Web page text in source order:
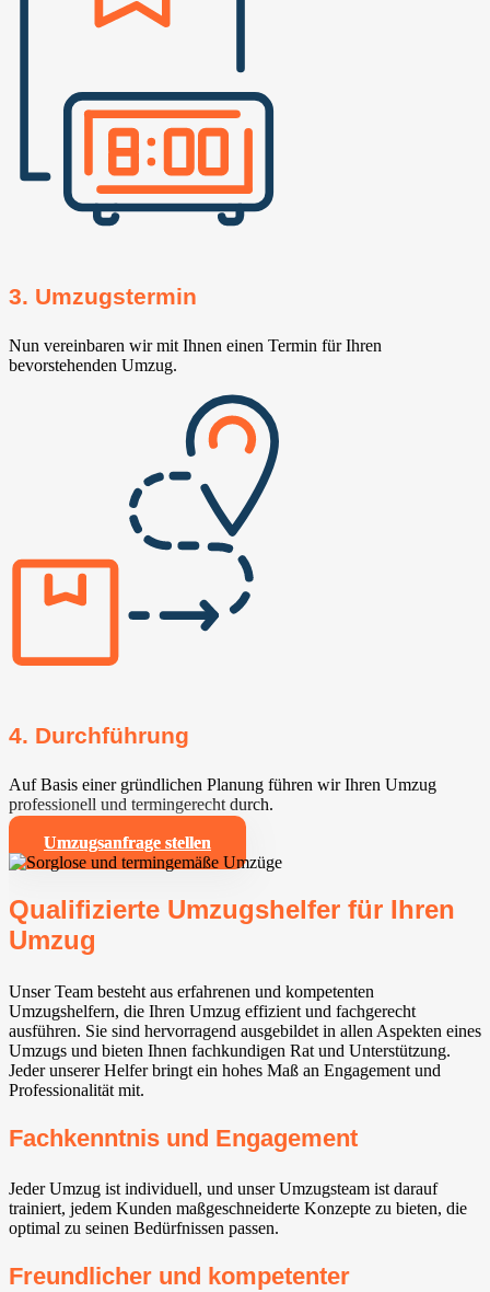
3. Umzugstermin
Nun vereinbaren wir mit Ihnen einen Termin für Ihren
bevorstehenden Umzug.
4. Durchführung
Auf Basis einer gründlichen Planung führen wir Ihren Umzug
professionell und termingerecht durch.
Umzugsanfrage stellen
Qualifizierte Umzugshelfer für Ihren
Umzug
Unser Team besteht aus erfahrenen und kompetenten
Umzugshelfern, die Ihren Umzug effizient und fachgerecht
ausführen. Sie sind hervorragend ausgebildet in allen Aspekten eines
Umzugs und bieten Ihnen fachkundigen Rat und Unterstützung.
Jeder unserer Helfer bringt ein hohes Maß an Engagement und
Professionalität mit.
Fachkenntnis und Engagement
Jeder Umzug ist individuell, und unser Umzugsteam ist darauf
trainiert, jedem Kunden maßgeschneiderte Konzepte zu bieten, die
optimal zu seinen Bedürfnissen passen.
Freundlicher und kompetenter